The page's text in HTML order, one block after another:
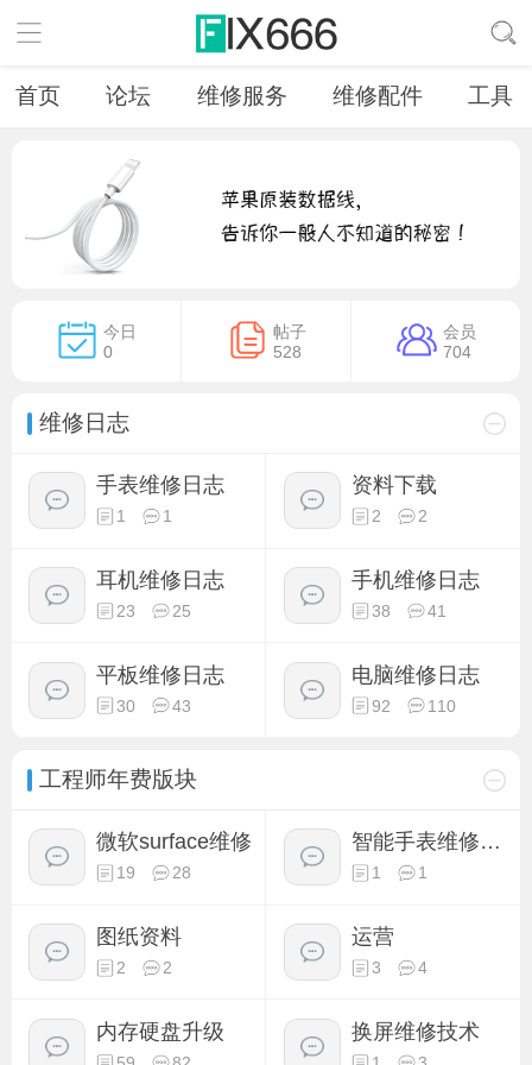
首页 论坛 维修服务 维修配件 工具
今日
0
帖子
528
会员
704
维修日志
手表维修日志
1 1
资料下载
2 2
耳机维修日志
23 25
手机维修日志
38 41
平板维修日志
30 43
电脑维修日志
92 110
工程师年费版块
微软surface维修
19 28
智能手表维修技术
1 1
图纸资料
2 2
运营
3 4
内存硬盘升级 换屏维修技术